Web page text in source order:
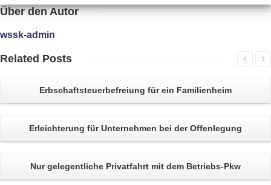
Überden Autor
wssk-admin
Related Posts
Erbschaftsteuerbefreiung für ein Familienheim
Erleichterung für Unternehmen bei derOffenlegung
Nur gelegentliche Privatfahrt mit dem Betriebs-Pkw